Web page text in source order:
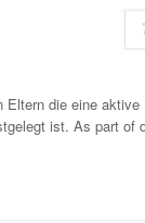
die eine
ist. As part